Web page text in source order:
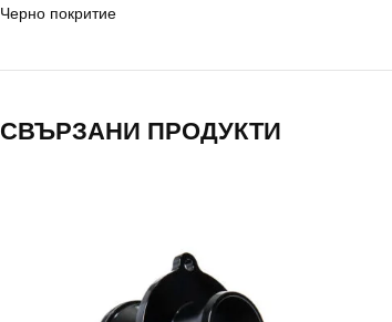
Черно покритие
СВЪРЗАНИ ПРОДУКТИ